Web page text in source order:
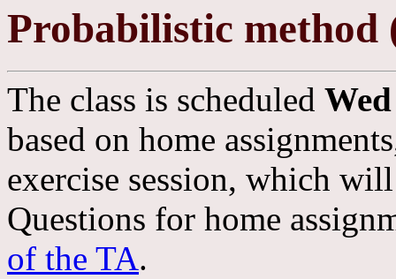
Probabilistic method
The class is scheduled
based on home
exercise session, which
Questions for home
of the TA.